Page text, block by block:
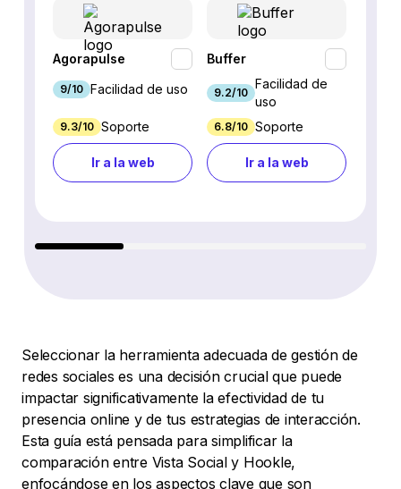
Agorapulse
9/10 Facilidad de uso
9.3/10 Soporte
Ir a la web
Buffer
9.2/10
Facilidad de
uso
6.8/10 Soporte
Ir a la web
Seleccionar la herramienta adecuada de gestión de
redes sociales es una decisión crucial que puede
impactar significativamente la efectividad de tu
presencia online y de tus estrategias de interacción.
Esta guía está pensada para simplificar la
comparación entre Vista Social y Hookle,
enfocándose en los aspectos clave que son